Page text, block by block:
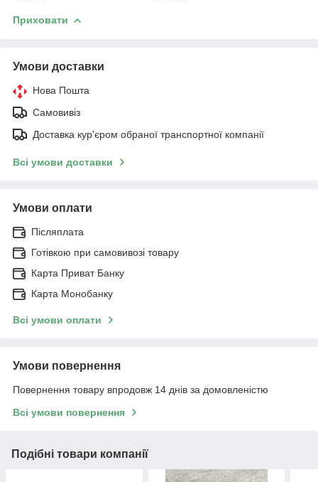
Приховати
Умови доставки
Нова Пошта
Самовивіз
Доставка кур'єром обраної транспортної компанії
Всі умови доставки
Умови оплати
Післяплата
Готівкою при самовивозі товару
Карта Приват Банку
Карта Монобанку
Всі умови оплати
Умови повернення
Повернення товару впродовж 14 днів за домовленістю
Всі умови повернення
Подібні товари компанії